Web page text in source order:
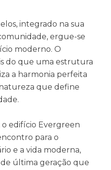
integrado na sua
ergue-se
moderno. O
do que uma estrutura
a harmonia perfeita
que define
o edifício Evergreen
para o
e a vida moderna,
última geração que